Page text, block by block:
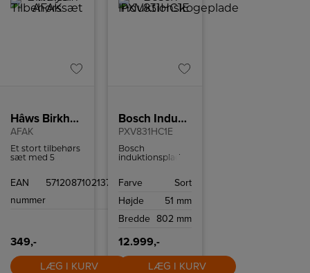
Hâws Birkholm Airfryer Tilbehørssæt
AFAK
Et stort tilbehørs
sæt med 5
airfryeren.
EAN
nummer
5712087102137
349,-
LÆG I KURV
Bosch Induktionskogeplade
PXV831HC1E
Bosch
induktionsplade
Home Connect.
Farve
Sort
Højde
51 mm
Bredde 802 mm
12.999,-
LÆG I KURV